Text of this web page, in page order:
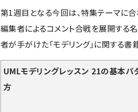
第1週目となる今回は、特集テーマに
編集者によるコメント合戦を展開する
者が手がけた「モデリング」に関する書
UMLモデリングレッスン 21の基本パ
方